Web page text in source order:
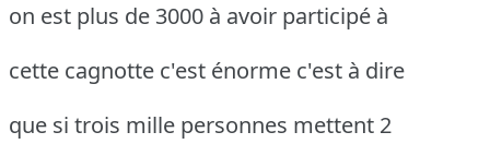
on est plus de 3000 à avoir participé à
cette cagnotte c'est énorme c'est à dire
que si trois mille personnes mettent 2